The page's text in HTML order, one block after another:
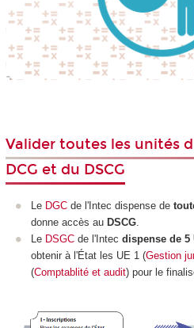
Valider toutes les unités
DCG et du DSCG
Le DGC de l'Intec dispense de
donne accès au DSCG.
Le DSGC de l'Intec dispense de 5
obtenir à l'État les UE 1 (Gestion
(Comptablité et audit) pour le